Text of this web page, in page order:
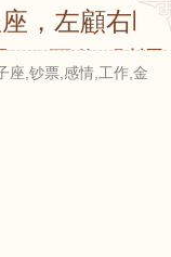
，左顧右盼
_工作_財運
,钞票,感情,工作,金